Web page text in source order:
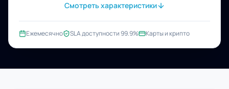
Смотреть характеристики
Ежемесячно SLA доступности 99.9% Карты и крипто